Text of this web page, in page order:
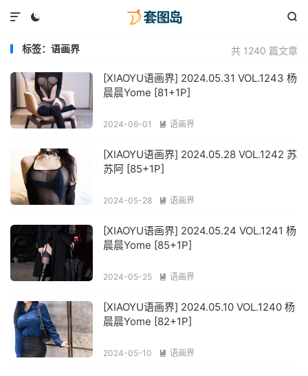
 

共 1240 篇文章
标签：语画界
[XIAOYU语画界] 2024.05.31 VOL.1243 杨
晨晨Yome [81+1P]
2024-06-01  语画界
[XIAOYU语画界] 2024.05.28 VOL.1242 苏
苏阿 [85+1P]
2024-05-28  语画界
[XIAOYU语画界] 2024.05.24 VOL.1241 杨
晨晨Yome [85+1P]
2024-05-25  语画界
[XIAOYU语画界] 2024.05.10 VOL.1240 杨
晨晨Yome [82+1P]
2024-05-10  语画界